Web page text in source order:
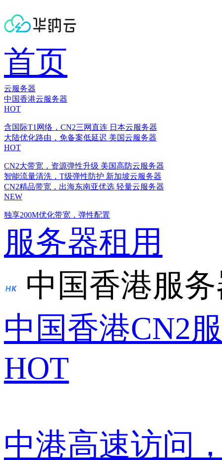
首页
云服务器
中国香港云服务器
HOT
含国际T1网络，CN2三网直连 日本云服务器
大陆优化路由，免备案低延迟 美国云服务器
HOT
CN2大带宽，资源弹性升级 美国高防云服务器
智能流量清洗，T级弹性防护 新加坡云服务器
CN2精品带宽，出海东南亚优选 轻量云服务器
NEW
独享200M优化带宽，弹性配置
服务器租用
中国香港服
中国香港CN2
HOT
中港高速访问